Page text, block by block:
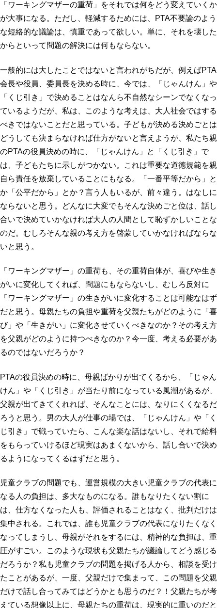
「ワーキングマザーの重荷」をそれでは何をどう変えていくか
が大事になる。ただし、軽減するためには、PTA不要論のよう
な短絡的な議論は、慎重であって欲しい。単に、それを壊した
からといって問題の解決には何もならない。
一般的には大したことではないと言われがちだが、例えばPTA
会長や役員、委員長を決める時に、今では、「じゃんけん」や
「くじ引き」で決めることはなんら不自然なシーンでなくなっ
ているようだが、私は、このような考えは、大人社会ではする
べきではないことだと思っている。子どもが決める決めごとは
どうしても決まらなければ仕方がないと言えようが、私たち親
のPTAの役員決めの時に、「じゃんけん」と「くじ引き」で
は、子どもたちに示しがつかない。これは重要な道徳規範を親
自ら責任を放棄していることにもなる。「一番平等だから」と
か「公平だから」とか？言う人もいるが、前々違う。はなしに
ならないと思う。どんなに大変でもそんな決めごと位は、話し
合いで決めていかなければ大人の人間として恥ずかしいことな
のだ。むしろそんな親の考え方を啓蒙していかなければならな
いと思う。
「ワーキングマザー」の重荷も、その重荷自体が、喜びや生き
がいに変化してくれば、問題にもならないし、むしろ反対に
「ワーキングマザー」の生きがいに変化することは可能なはず
だと思う。母親たちの負担や重荷を父親たちがどのように「喜
び」や「生きがい」に変化させていくべきなのか？その考え方
を父親がどのように持つべきなのか？今一度、考える必要があ
るのではないだろうか？
PTAの役員決めの時に、母親ばかりが出てくるから、「じゃん
けん」や「くじ引き」が当たり前になっている風潮があるが、
父親が出てきてくれれば、そんなことには、なりにくくなるだ
ろうと思う。男の大人が仕事の場では、「じゃんけん」や「く
じ引き」で戦っていたら、こんな楽な話はないし、それで給料
をもらっていけるほど現実はあまくないから、話し合いで決め
るようになってくるはずだと思う。
児童クラブの問題でも、運営規模の大きい児童クラブの代表に
なる人の負担は、多大なものになる。誰もなりたくない割に
は、仕方なくなった人も、評価されることはなく、批判だけは
集中される。これでは、誰も児童クラブの代表になりたくなく
なってしまうし、母親がそれをするには、精神的な負担は、重
圧がすごい。このような現状も父親たちが議論してどう感じる
だろうか？私も児童クラブの問題を掲げる人から、相談を受け
たことがあるが、一度、父親だけで集まって、この問題を父親
だけで話し合ってみてはどうかとも思うのだ？！父親たちが考
えている想像以上に、母親たちの重荷は、現実的に重いのだと